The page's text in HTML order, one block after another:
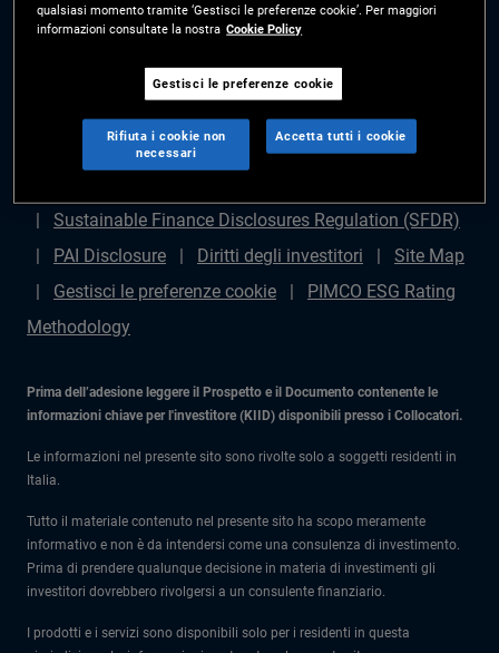
Disclaimer legale Politica sulla privacy
Gestione
Avviso di frode
Diritti degli azionisti
Sustainable Finance Disclosures Regulation (SFDR)
PAI Disclosure
Diritti degli investitori
Site Map
Gestisci le preferenze cookie
PIMCO ESG Rating
Methodology
Prima dell’adesione leggere il Prospetto e il Documento contenente le
informazioni chiave per l'investitore (KIID) disponibili presso i Collocatori.
Le informazioni nel presente sito sono rivolte solo a soggetti residenti in
Italia.
Tutto il materiale contenuto nel presente sito ha scopo meramente
informativo e non è da intendersi come una consulenza di investimento.
Prima di prendere qualunque decisione in materia di investimenti gli
investitori dovrebbero rivolgersi a un consulente finanziario.
I prodotti e i servizi sono disponibili solo per i residenti in questa
qualsiasi momento tramite ‘Gestisci le preferenze cookie’. Per maggiori
informazioni consultate la nostra Cookie Policy
Gestisci le preferenze cookie
Rifiuta i cookie non
necessari
Accetta tutti i cookie